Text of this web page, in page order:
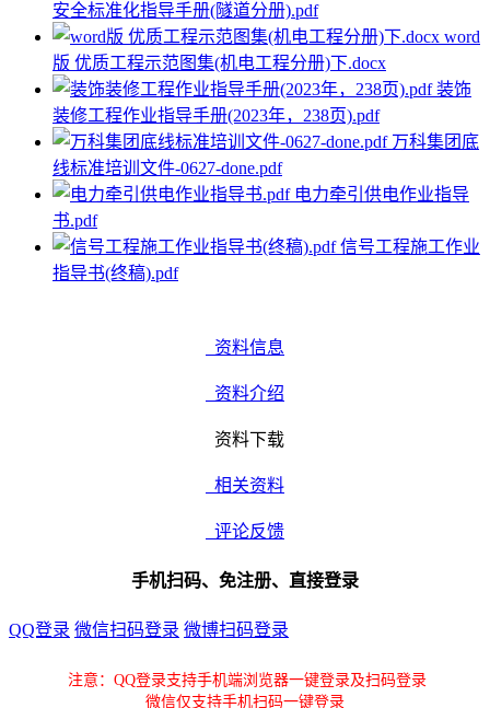
安全标准化指导手册(隧道分册).pdf
word
版 优质工程示范图集(机电工程分册)下.docx
装饰
装修工程作业指导手册(2023年，238页).pdf
万科集团底
线标准培训文件-0627-done.pdf
电力牵引供电作业指导
书.pdf
信号工程施工作业
指导书(终稿).pdf
资料信息
资料介绍
资料下载
相关资料
评论反馈
手机扫码、免注册、直接登录
QQ登录 微信扫码登录 微博扫码登录
注意：QQ登录支持手机端浏览器一键登录及扫码登录
微信仅支持手机扫码一键登录